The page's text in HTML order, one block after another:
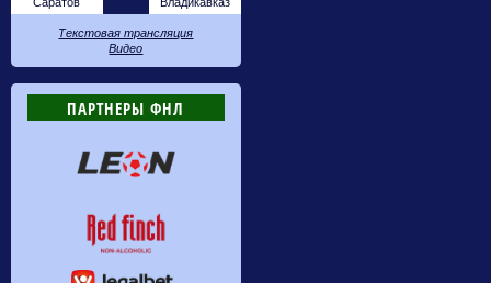
Текстовая трансляция
Видео
ПАРТНЕРЫ ФНЛ